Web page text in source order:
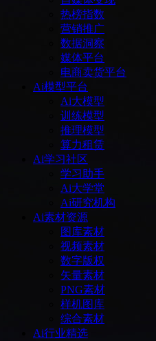
热榜指数
营销推广
数据洞察
媒体平台
电商卖货平台
Ai模型平台
Ai大模型
训练模型
推理模型
算力租赁
Ai学习社区
学习助手
Ai大学堂
Ai研究机构
Ai素材资源
图库素材
视频素材
数字版权
矢量素材
PNG素材
样机图库
综合素材
Ai行业精选